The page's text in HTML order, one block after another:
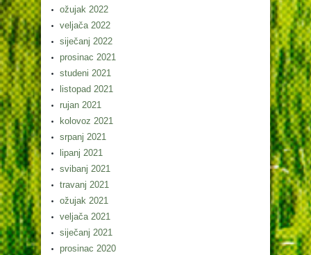
ožujak 2022
veljača 2022
siječanj 2022
prosinac 2021
studeni 2021
listopad 2021
rujan 2021
kolovoz 2021
srpanj 2021
lipanj 2021
svibanj 2021
travanj 2021
ožujak 2021
veljača 2021
siječanj 2021
prosinac 2020